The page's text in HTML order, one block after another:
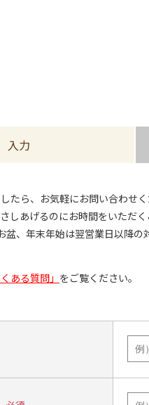
入力
たら、お気軽にお問い合わせく
しあげるのにお時間をいただく
盆、年末年始は翌営業日以降の
くある質問」 をご覧ください。